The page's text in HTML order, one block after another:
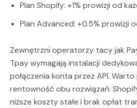
Plan Shopify: +1% prowizji od
Plan Advanced: +0.5% prowizji
Zewnętrzni operatorzy tacy jak
Tpay wymagają instalacji
połączenia konta przez API.
rentowność obu rozwiązań:
niższe koszty stałe i brak opłat